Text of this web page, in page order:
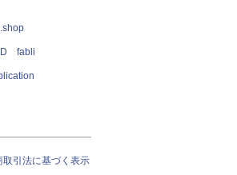
fabli
取引法に基づく表示